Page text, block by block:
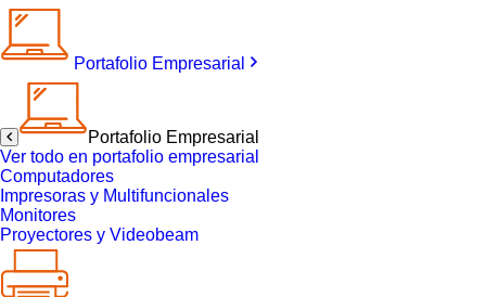
Portafolio Empresarial
Portafolio Empresarial
Ver todo en portafolio empresarial
Computadores
Impresoras y Multifuncionales
Monitores
Proyectores y Videobeam